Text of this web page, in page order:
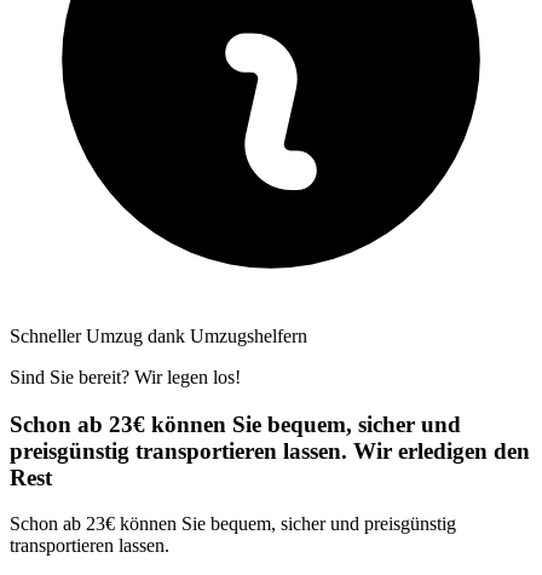
Schneller Umzug dank Umzugshelfern
Sind Sie bereit? Wir legen los!
Schon ab 23€ können Sie bequem, sicher und
preisgünstig transportieren lassen. Wir erledigen den
Rest
Schon ab 23€ können Sie bequem, sicher und preisgünstig
transportieren lassen.